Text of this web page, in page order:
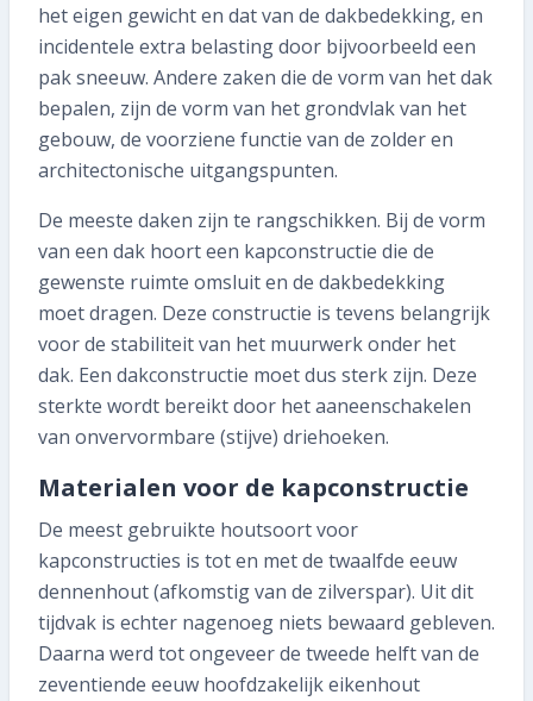
het eigen gewicht en dat van de dakbedekking, en
incidentele extra belasting door bijvoorbeeld een
pak sneeuw. Andere zaken die de vorm van het dak
bepalen, zijn de vorm van het grondvlak van het
gebouw, de voorziene functie van de zolder en
architectonische uitgangspunten.
De meeste daken zijn te rangschikken. Bij de vorm
van een dak hoort een kapconstructie die de
gewenste ruimte omsluit en de dakbedekking
moet dragen. Deze constructie is tevens belangrijk
voor de stabiliteit van het muurwerk onder het
dak. Een dakconstructie moet dus sterk zijn. Deze
sterkte wordt bereikt door het aaneenschakelen
van onvervormbare (stijve) driehoeken.
Materialen voor de kapconstructie
De meest gebruikte houtsoort voor
kapconstructies is tot en met de twaalfde eeuw
dennenhout (afkomstig van de zilverspar). Uit dit
tijdvak is echter nagenoeg niets bewaard gebleven.
Daarna werd tot ongeveer de tweede helft van de
zeventiende eeuw hoofdzakelijk eikenhout